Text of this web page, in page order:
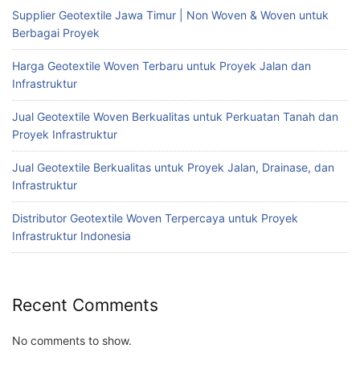
Supplier Geotextile Jawa Timur | Non Woven & Woven untuk
Berbagai Proyek
Harga Geotextile Woven Terbaru untuk Proyek Jalan dan
Infrastruktur
Jual Geotextile Woven Berkualitas untuk Perkuatan Tanah dan
Proyek Infrastruktur
Jual Geotextile Berkualitas untuk Proyek Jalan, Drainase, dan
Infrastruktur
Distributor Geotextile Woven Terpercaya untuk Proyek
Infrastruktur Indonesia
Recent Comments
No comments to show.